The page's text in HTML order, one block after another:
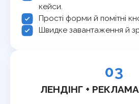
кейси.
Прості форми й помітні
Швидке завантаження й
03
ЛЕНДІНГ +